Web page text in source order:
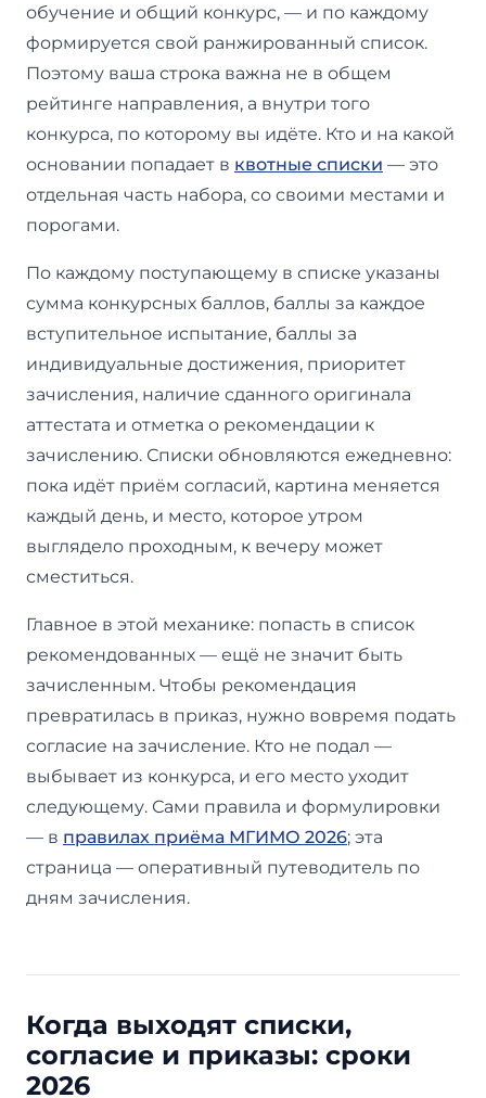
обучение и общий конкурс, — и по каждому
формируется свой ранжированный список.
Поэтому ваша строка важна не в общем
рейтинге направления, а внутри того
конкурса, по которому вы идёте. Кто и на какой
основании попадает в квотные списки — это
отдельная часть набора, со своими местами и
порогами.
По каждому поступающему в списке указаны
сумма конкурсных баллов, баллы за каждое
вступительное испытание, баллы за
индивидуальные достижения, приоритет
зачисления, наличие сданного оригинала
аттестата и отметка о рекомендации к
зачислению. Списки обновляются ежедневно:
пока идёт приём согласий, картина меняется
каждый день, и место, которое утром
выглядело проходным, к вечеру может
сместиться.
Главное в этой механике: попасть в список
рекомендованных — ещё не значит быть
зачисленным. Чтобы рекомендация
превратилась в приказ, нужно вовремя подать
согласие на зачисление. Кто не подал —
выбывает из конкурса, и его место уходит
следующему. Сами правила и формулировки
— в правилах приёма МГИМО 2026; эта
страница — оперативный путеводитель по
дням зачисления.
Когда выходят списки,
согласие и приказы: сроки
2026